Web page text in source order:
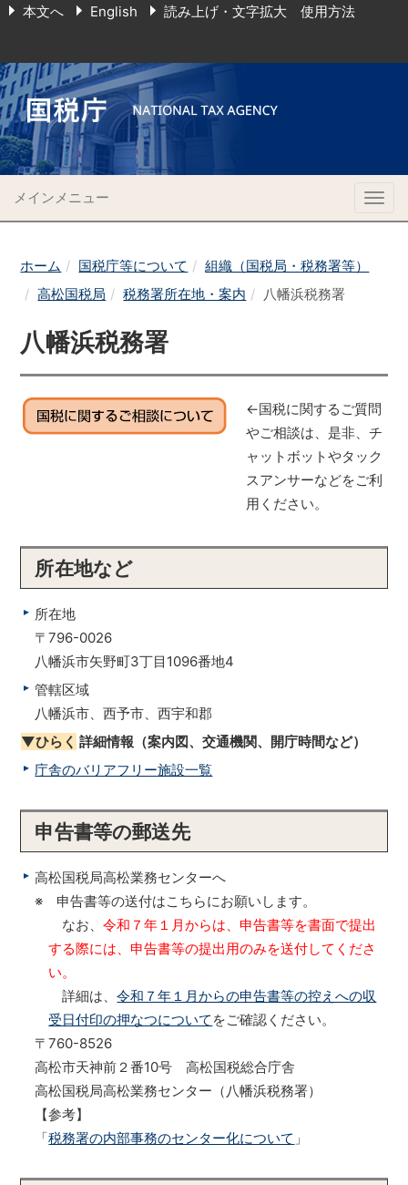
本文へ English 読み上げ・文字拡大 使用方法
メインメニュー
ホーム 国税庁等について
組織（国税局・税務署等）
高松国税局
税務署所在地・案内 八幡浜税務署
八幡浜税務署
←国税に関するご質問
やご相談は、是非、チ
ャットボットやタック
スアンサーなどをご利
用ください。
所在地など
所在地
〒796-0026
八幡浜市矢野町3丁目1096番地4
管轄区域
八幡浜市、西予市、西宇和郡
▼ひらく 詳細情報（案内図、交通機関、開庁時間など）
庁舎のバリアフリー施設一覧
申告書等の郵送先
高松国税局高松業務センターへ
※ 申告書等の送付はこちらにお願いします。
なお、令和７年１月からは、申告書等を書面で提出
する際には、申告書等の提出用のみを送付してくださ
い。
詳細は、令和７年１月からの申告書等の控えへの収
受日付印の押なつについて をご確認ください。
〒760-8526
高松市天神前２番10号 高松国税総合庁舎
高松国税局高松業務センター（八幡浜税務署）
【参考】
「税務署の内部事務のセンター化について 」